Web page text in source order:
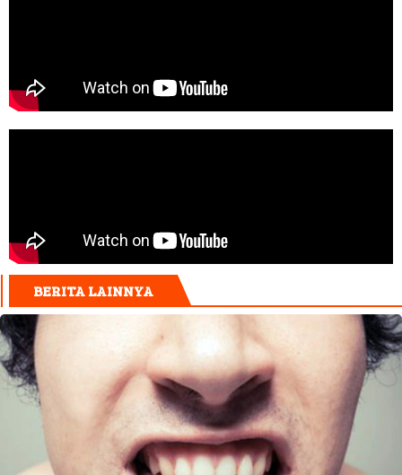
BERITA LAINNYA